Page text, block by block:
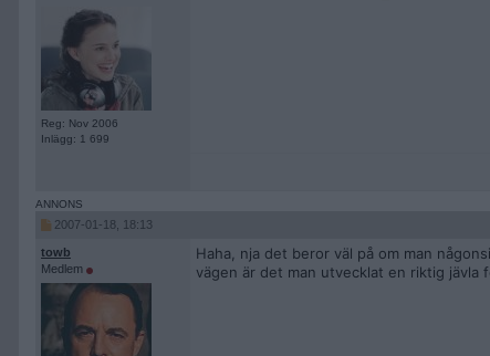
Reg: Nov 2006
Inlägg: 1 699
2007-01-18, 18:13
towb
Medlem
Haha, nja det beror väl på om man
vägen är det man utvecklat en riktig jävla